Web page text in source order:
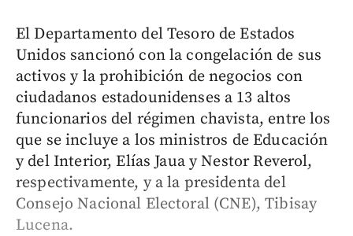
El Departamento del Tesoro de Estados
Unidos sancionó con la congelación de sus
activos y la prohibición de negocios con
ciudadanos estadounidenses a 13 altos
funcionarios del régimen chavista, entre los
que se incluye a los ministros de Educación
y del Interior, Elías Jaua y Nestor Reverol,
respectivamente, y a la presidenta del
Consejo Nacional Electoral (CNE), Tibisay
Lucena.